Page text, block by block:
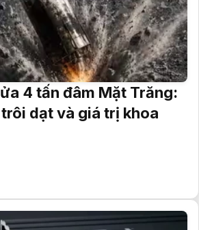
4 tấn đâm Mặt Trăng:
dạt và giá trị khoa